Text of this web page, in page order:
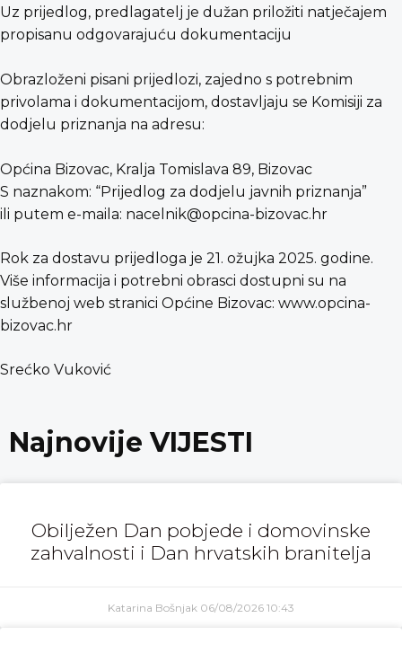
Uz prijedlog, predlagatelj je dužan priložiti natječajem
propisanu odgovarajuću dokumentaciju
Obrazloženi pisani prijedlozi, zajedno s potrebnim
privolama i dokumentacijom, dostavljaju se Komisiji za
dodjelu priznanja na adresu:
Općina Bizovac, Kralja Tomislava 89, Bizovac
S naznakom: “Prijedlog za dodjelu javnih priznanja”
ili putem e-maila: nacelnik@opcina-bizovac.hr
Rok za dostavu prijedloga je 21. ožujka 2025. godine.
Više informacija i potrebni obrasci dostupni su na
službenoj web stranici Općine Bizovac: www.opcina-
bizovac.hr
Srećko Vuković
Najnovije VIJESTI
Obilježen Dan pobjede i domovinske
zahvalnosti i Dan hrvatskih branitelja
Katarina Bošnjak 06/08/2026 10:43